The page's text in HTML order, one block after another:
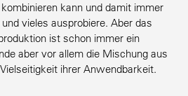
kann und damit immer
vieles auspro­biere. Aber das
ist schon immer ein
aber vor allem die Mischung aus
ihrer Anwendbarkeit.